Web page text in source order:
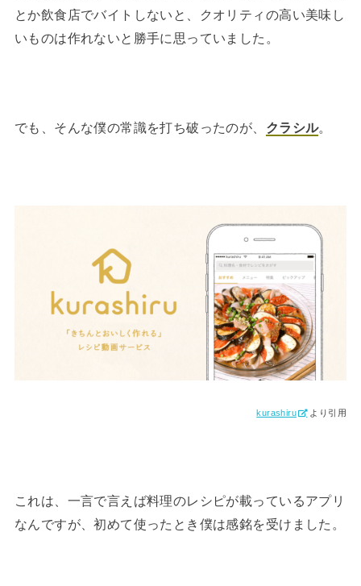
とか飲食店でバイトしないと、クオリティの高い美味し
いものは作れないと勝手に思っていました。
でも、そんな僕の常識を打ち破ったのが、 クラシル。
kurashiru より引用
これは、一言で言えば料理のレシピが載っているアプリ
なんですが、初めて使ったとき僕は感銘を受けました。